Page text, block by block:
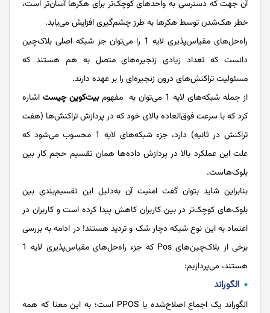
آن جهت که دسترسی به واحدهای کوچک‌تر برای هکرها آسان‌تر است،
خطر هک‌شدن توسط هکرها به طرز چشم‌گیری افزایش می‌یابد.
راه‌حل‌های مقیاس‌پذیری لایه 1 را می‌توان جز شبکه اصلی بلاک‌چین
دانست که تعداد زیادی زنجیره‌های متصل به هم هستند که
مسئولیت تراکنش‌های درون زنجیره‌ای را بر عهده دارند.
از جمله شبکه‌های لایه 1 می‌توان به مفهوم
بیت‌کوین چیست اشاره
کرد که با سرعت فوق‌العاده بالای خود که در پردازش تراکنش‌ها (هفت
تراکنش در ثانیه) دارد، جزء شبکه‌های لایه 1 محسوب می‌شود که
علت این عملکرد بالا در پردازش داده‌ها همان تقسیم حجم کار بین
بلوک‌هاست.
بنابراین شاید بتوان گفت امنیت آن به‌دلیل این تقسیم‌بندی بین
بلوک‌های کوچک‌تر در بین کاربران کاهش پیدا کرده است و کاربران در
اعتماد به این نوع شبکه دچار شک و تردید هستند! در ادامه به بررسی
برخی از بلاک‌چین‌های Pos که جزء راه‌حل‌های مقیاس‌پذیری لایه 1
هستند، می‌پردازیم:
الگوراند
الگوراند یک اجماع اصلاح‌شده یا PPOS است؛ به این معنا که همه